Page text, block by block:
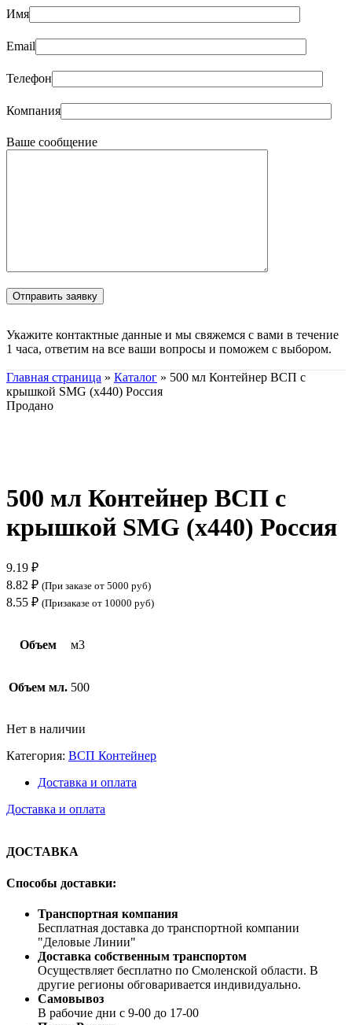
Имя
Email
Телефон
Компания
Ваше сообщение
Укажите контактные данные и мы свяжемся с вами в течение
1 часа, ответим на все ваши вопросы и поможем с выбором.
Главная страница » Каталог » 500 мл Контейнер ВСП с
крышкой SMG (х440) Россия
Продано
500 мл Контейнер ВСП с
крышкой SMG (х440) Россия
9.19 ₽
8.82 ₽ (При заказе от 5000 руб)
8.55 ₽ (Призаказе от 10000 руб)
Объем м3
Объем мл. 500
Нет в наличии
Категория: ВСП Контейнер
Доставка и оплата
Доставка и оплата
ДОСТАВКА
Способы доставки:
Транспортная компания
Бесплатная доставка до транспортной компании
"Деловые Линии"
Доставка собственным транспортом
Осуществляет бесплатно по Смоленской области. В
другие регионы обговаривается индивидуально.
Самовывоз
В рабочие дни с 9-00 до 17-00